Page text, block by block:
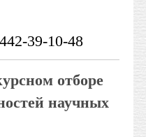
39-10-48
отборе
научных